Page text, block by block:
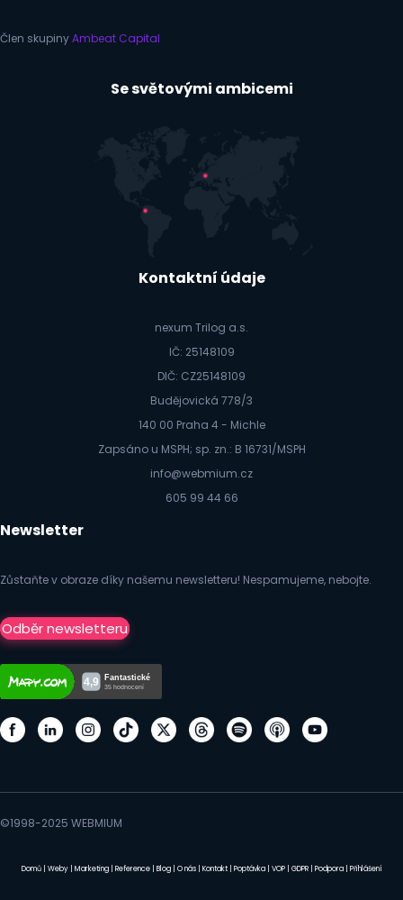
Člen skupinyAmbeat Capital
Se světovými ambicemi
Kontaktní údaje
nexum Trilog a.s.
IČ: 25148109
DIČ: CZ25148109
Budějovická 778/3
140 00 Praha 4 - Michle
Zapsáno u MSPH; sp. zn.: B 16731/MSPH
info@webmium.cz
605 99 44 66
Newsletter
Zůstaňte v obraze díky našemu newsletteru! Nespamujeme, nebojte.
Odběr newsletteru
©1998-2025 WEBMIUM
Domů Weby Marketing Reference Blog O nás Kontakt Poptávka VOP GDPR Podpora Přihlášení